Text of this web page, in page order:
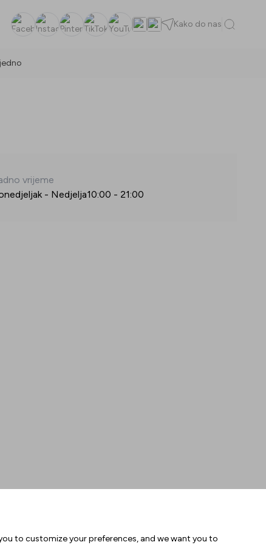
FacebookInstagramPinterestTikTokYouTube Kako do nas
vrijeme
- Nedjelja10:00 - 21:00
to customize your preferences, and we want you to